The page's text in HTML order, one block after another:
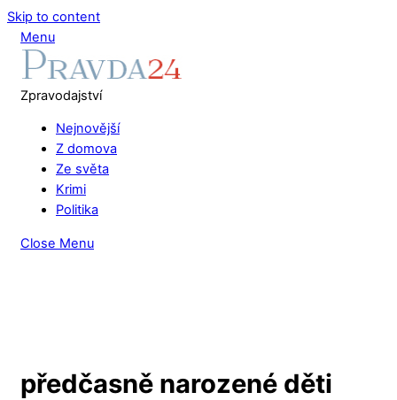
Skip to content
Menu
Zpravodajství
Nejnovější
Z domova
Ze světa
Krimi
Politika
Close Menu
předčasně narozené děti